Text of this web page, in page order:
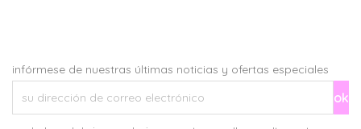
infórmese de nuestras últimas noticias y ofertas especiales